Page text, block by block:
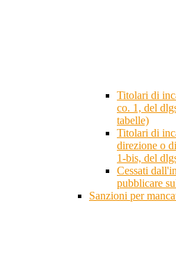
Titolari di
co. 1, del
tabelle)
Titolari di
direzione o
1-bis, del
Cessati
pubblicare
Sanzioni per